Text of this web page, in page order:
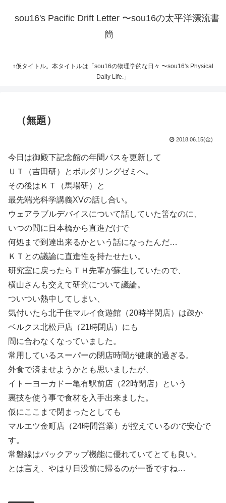
sou16's Pacific Drift Letter 〜sou16の太平洋漂流書
簡
↑仮タイトル。本タイトルは「sou16の物理学的な日々 〜sou16's Physical
Daily Life.」
（無題）
2018.06.15(金)
今日は御殿下記念館の年間パスを更新して
ＵＴ（吉田研）とボルダリングゼミへ。
その後はＫＴ（馬場研）と
最先端光科学講義XVの話し合い。
ウェアラブルデバイスについて話していた筈なのに、
いつの間に日本橋から直進だけで
何処まで到達出来るかという話になったんだ…
ＫＴとの議論に直進性を持たせたい。
研究室に戻ったらＴＨ先輩が蘇生していたので、
横山さんも交えて研究について議論。
ついつい熱中してしまい、
気付いたら北千住マルイ食遊館（20時半閉店）は疎か
ベルクス北松戸店（21時閉店）にも
間に合わなくなっていました。
常用しているスーパーの閉店時間が健康的過ぎる。
外食で済ませようかとも思いましたが、
イトーヨーカドー亀有駅前店（22時閉店）という
裏技を使う事で食材を入手出来ました。
仮にここまで閉まったとしても
マルエツ金町店（24時間営業）が控えているので安心で
す。
常磐線はバックアップ機能に優れていてとても良い。
とは言え、やはり日没前に帰るのが一番ですね…